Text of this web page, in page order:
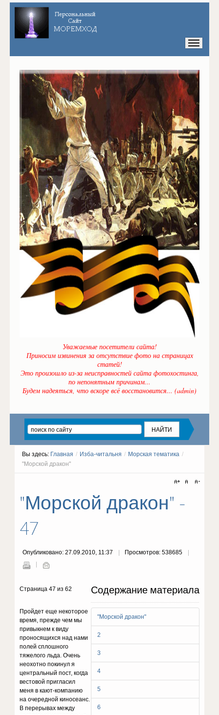
Уважаемые посетители сайта!
Приносим извинения за отсутствие фото на страницах
статей!
Это произошло из-за неисправностей сайта фотохостинга,
по непонятным причинам...
Будем надеяться, что вскоре всё восстановится... (admin)
Вы здесь: Главная / Изба-читальня / Морская тематика /
"Морской дракон"
"Морской дракон" -
47
Опубликовано: 27.09.2010, 11:37 Просмотров: 538685
Содержание материала
"Морской дракон"
2
3
4
5
6
Страница 47 из 62
Пройдет еще некоторое
время, прежде чем мы
привыкнем к виду
проносящихся над нами
полей сплошного
тяжелого льда. Очень
неохотно покинул я
центральный пост, когда
вестовой пригласил
меня в кают-компанию
на очередной киносеанс.
В перерывах между